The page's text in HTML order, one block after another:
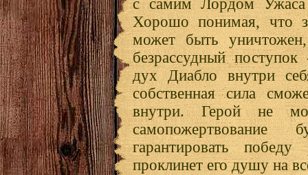
с самим Лордом
Хорошо понимая, что
может быть
безрассудный
дух Диабло внутри
собственная сила
внутри. Герой не
гарантировать
проклинет его душу на